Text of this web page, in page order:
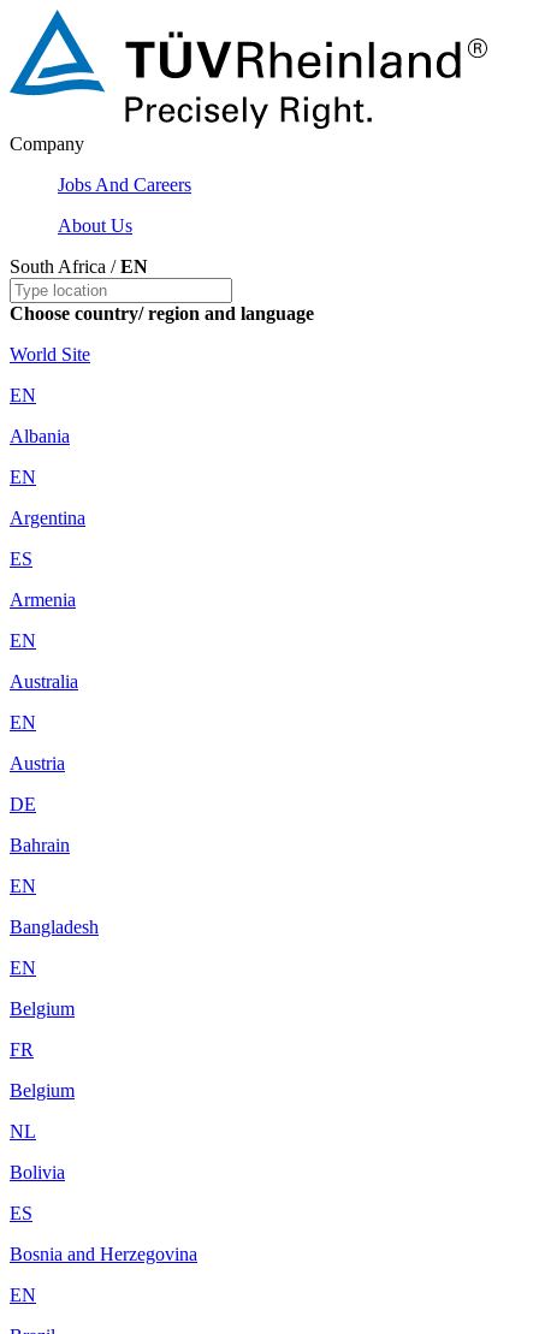
Company
Jobs And Careers
About Us
South Africa /EN
Choose country/ region and language
World Site
EN
Albania
EN
Argentina
ES
Armenia
EN
Australia
EN
Austria
DE
Bahrain
EN
Bangladesh
EN
Belgium
FR
Belgium
NL
Bolivia
ES
Bosnia and Herzegovina
EN